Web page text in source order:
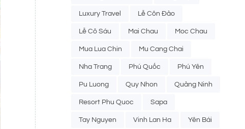
Luxury Travel Lễ Côn Đảo
Lễ Cô Sáu Mai Chau Moc Chau
Mua Lua Chin Mu Cang Chai
Nha Trang Phú Quốc Phú Yên
Pu Luong Quy Nhon Quảng Ninh
Resort Phu Quoc Sapa
Tay Nguyen Vinh Lan Ha Yên Bái